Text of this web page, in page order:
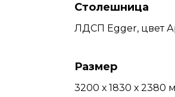
Столешница
ЛДСП Egger, цвет
Размер
3200 х 1830 х 2380